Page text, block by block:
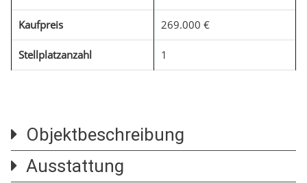
Kaufpreis 269.000 €
Stellplatzanzahl 1
Objektbeschreibung
Willkommen in Ihrem neuen Zuhause – einer
Ausstattung